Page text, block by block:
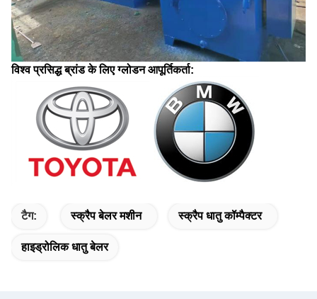
विश्व प्रसिद्ध ब्रांड के लिए ग्लोडन आपूर्तिकर्ता:
टैग: स्क्रैप बेलर मशीन स्क्रैप धातु कॉम्पैक्टर
हाइड्रोलिक धातु बेलर